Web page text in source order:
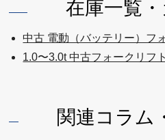
在庫一覧
中古 電動（バッテリー）フ
1.0〜3.0t 中古フォークリフ
関連コラム